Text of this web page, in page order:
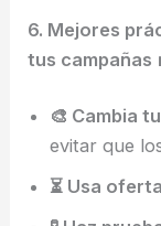
6. Mejores
tus campañas
🎨 Cambia
evitar que
⏳ Usa